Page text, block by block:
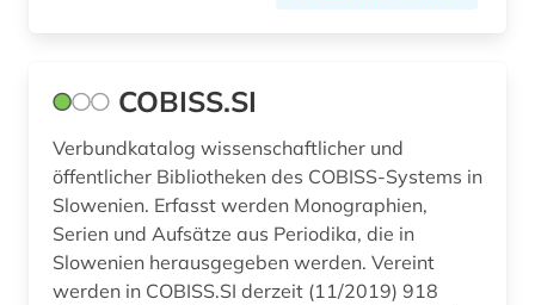
COBISS.SI
Verbundkatalog wissenschaftlicher und
öffentlicher Bibliotheken des COBISS-Systems in
Slowenien. Erfasst werden Monographien,
Serien und Aufsätze aus Periodika, die in
Slowenien herausgegeben werden. Vereint
werden in COBISS.SI derzeit (11/2019) 918